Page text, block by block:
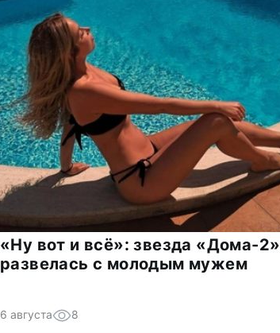
«Ну вот и всё»: звезда «Дома-2»
развелась с молодым мужем
6 августа 8